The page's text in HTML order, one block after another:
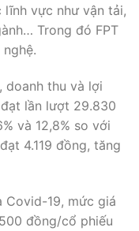
lĩnh vực như vận tải,
Trong đó FPT
doanh thu và lợi
lần lượt 29.830
và 12,8% so với
4.119 đồng, tăng
Covid-19, mức giá
đồng/cổ phiếu